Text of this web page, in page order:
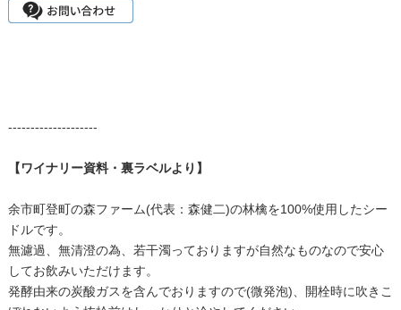
--------------------
【ワイナリー資料・裏ラベルより】
余市町登町の森ファーム(代表：森健二)の林檎を100%使用したシー
ドルです。
無濾過、無清澄の為、若干濁っておりますが自然なものなので安心
してお飲みいただけます。
発酵由来の炭酸ガスを含んでおりますので(微発泡)、開栓時に吹きこ